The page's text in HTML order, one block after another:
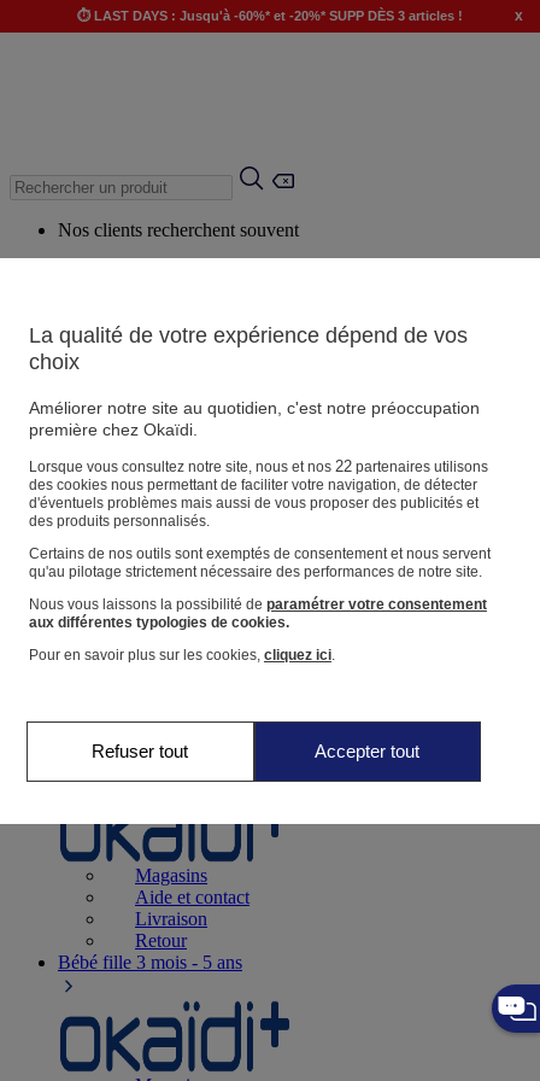
⏱️ LAST DAYS : Jusqu'à -60%* et -20%* SUPP DÈS 3 articles ! x
Nos clients recherchent souvent
Produits suggérés
Voir tous les produits
Magasin
Vos informations personnelles
Suivre une commande
Panier
Favoris
Naissance0-12 mois
Magasins
Aide et contact
Livraison
Retour
Bébé fille 3 mois - 5 ans
La qualité de votre expérience dépend de vos
choix
Améliorer notre site au quotidien, c'est notre préoccupation
première chez Okaïdi.
Lorsque vous consultez notre site, nous et nos 22partenaires utilisons
des cookies nous permettant de faciliter votre navigation, de détecter
d'éventuels problèmes mais aussi de vous proposer des publicités et
des produits personnalisés.
Certains de nos outils sont exemptés de consentement et nous servent
qu'au pilotage strictement nécessaire des performances de notre site.
Nous vous laissons la possibilité de paramétrer votre consentement
aux différentes typologies de cookies.
Pour en savoir plus sur les cookies, cliquez ici.
Refuser tout Accepter tout